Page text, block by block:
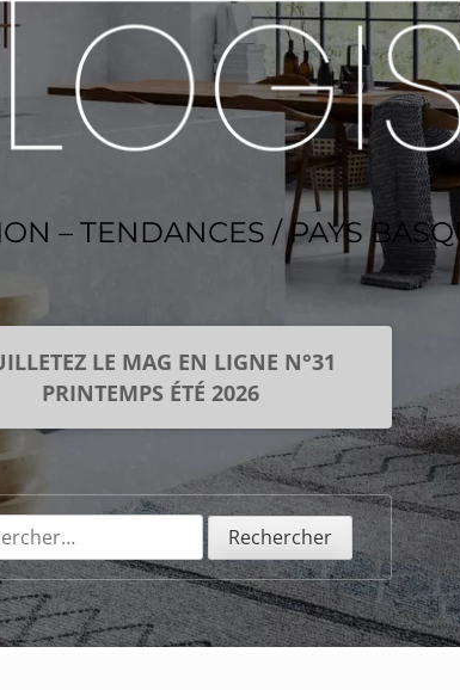
– TENDANCES / PAYS
LE MAG EN LIGNE N°31
PRINTEMPS ÉTÉ 2026
: